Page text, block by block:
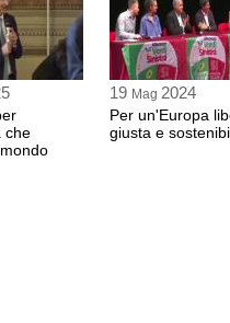
che
19 Mag 2024
Per un'Europa
giusta e